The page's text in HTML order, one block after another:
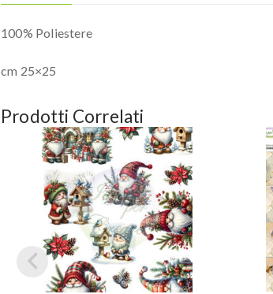
100% Poliestere
cm 25×25
Prodotti Correlati